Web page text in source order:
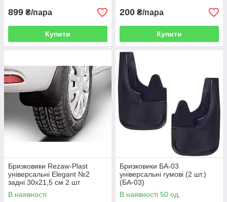
899 ₴/пара
Купити
200 ₴/пара
Купити
Бризковики Rezaw-Plast
універсальні Elegant №2
задні 30х21,5 см 2 шт
(КИТАЙ)
В наявності
Бризковики БА-03
універсальні гумові (2 шт.)
(БА-03)
В наявності 50 од.